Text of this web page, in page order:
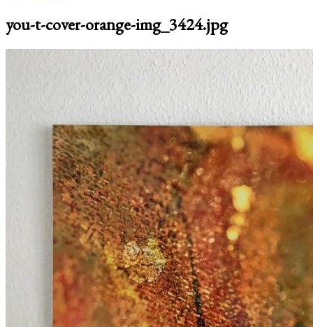
you-t-cover-orange-img_3424.jpg